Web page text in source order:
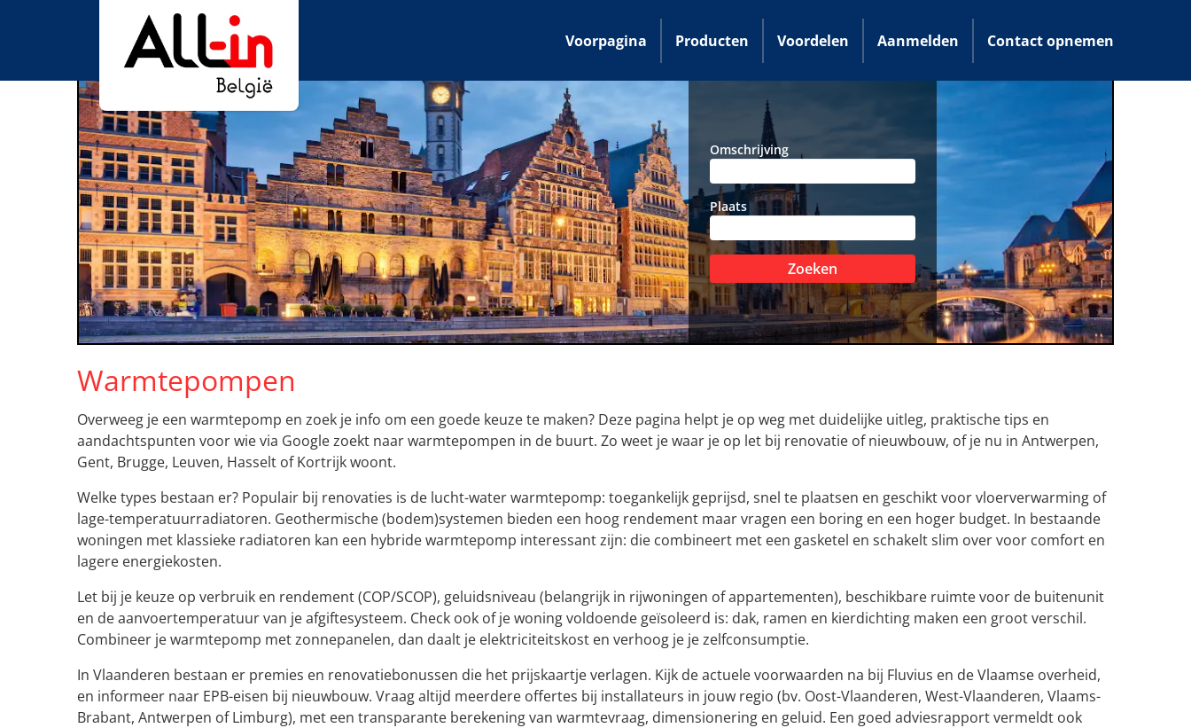
Voorpagina Producten Voordelen Aanmelden Contact opnemen
Omschrijving
Plaats
Zoeken
Warmtepompen
Overweeg je een warmtepomp en zoek je info om een goede keuze te maken? Deze pagina helpt je op weg met duidelijke uitleg, praktische tips en
aandachtspunten voor wie via Google zoekt naar warmtepompen in de buurt. Zo weet je waar je op let bij renovatie of nieuwbouw, of je nu in Antwerpen,
Gent, Brugge, Leuven, Hasselt of Kortrijk woont.
Welke types bestaan er? Populair bij renovaties is de lucht-water warmtepomp: toegankelijk geprijsd, snel te plaatsen en geschikt voor vloerverwarming of
lage-temperatuurradiatoren. Geothermische (bodem)systemen bieden een hoog rendement maar vragen een boring en een hoger budget. In bestaande
woningen met klassieke radiatoren kan een hybride warmtepomp interessant zijn: die combineert met een gasketel en schakelt slim over voor comfort en
lagere energiekosten.
Let bij je keuze op verbruik en rendement (COP/SCOP), geluidsniveau (belangrijk in rijwoningen of appartementen), beschikbare ruimte voor de buitenunit
en de aanvoertemperatuur van je afgiftesysteem. Check ook of je woning voldoende geïsoleerd is: dak, ramen en kierdichting maken een groot verschil.
Combineer je warmtepomp met zonnepanelen, dan daalt je elektriciteitskost en verhoog je je zelfconsumptie.
In Vlaanderen bestaan er premies en renovatiebonussen die het prijskaartje verlagen. Kijk de actuele voorwaarden na bij Fluvius en de Vlaamse overheid,
en informeer naar EPB-eisen bij nieuwbouw. Vraag altijd meerdere offertes bij installateurs in jouw regio (bv. Oost-Vlaanderen, West-Vlaanderen, Vlaams-
Brabant, Antwerpen of Limburg), met een transparante berekening van warmtevraag, dimensionering en geluid. Een goed adviesrapport vermeldt ook